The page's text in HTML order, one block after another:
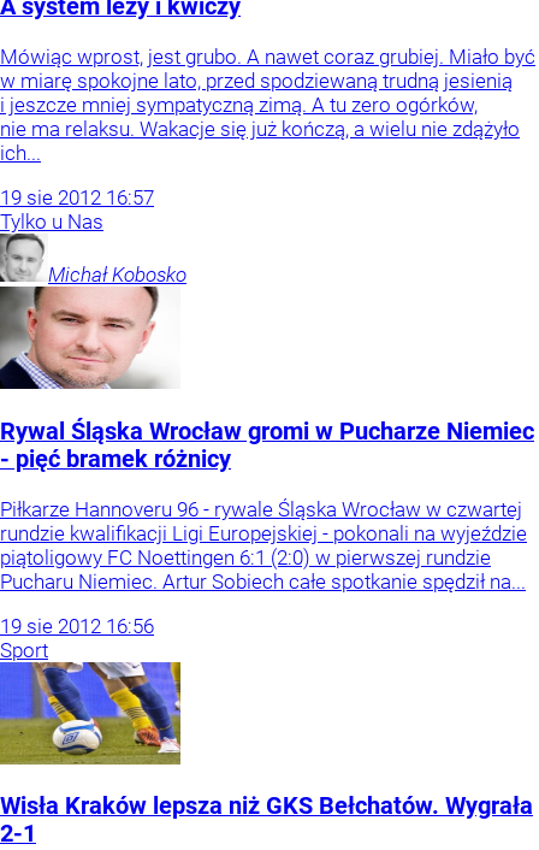
A system leży i kwiczy
Mówiąc wprost, jest grubo. A nawet coraz grubiej. Miało być
w miarę spokojne lato, przed spodziewaną trudną jesienią
i jeszcze mniej sympatyczną zimą. A tu zero ogórków,
nie ma relaksu. Wakacje się już kończą, a wielu nie zdążyło
ich...
19 sie 2012 16:57
Tylko u Nas
Michał Kobosko
Rywal Śląska Wrocław gromi w Pucharze Niemiec
- pięć bramek różnicy
Piłkarze Hannoveru 96 - rywale Śląska Wrocław w czwartej
rundzie kwalifikacji Ligi Europejskiej - pokonali na wyjeździe
piątoligowy FC Noettingen 6:1 (2:0) w pierwszej rundzie
Pucharu Niemiec. Artur Sobiech całe spotkanie spędził na...
19 sie 2012 16:56
Sport
Wisła Kraków lepsza niż GKS Bełchatów. Wygrała
2-1